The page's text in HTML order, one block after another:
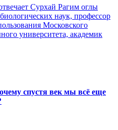
Сурхай Рагим оглы
наук, профессор
Московского
университета, академик
спустя век мы всё еще